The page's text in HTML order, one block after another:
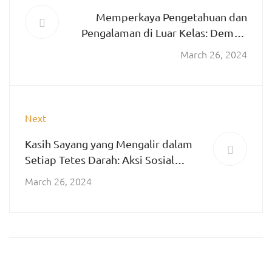
Memperkaya Pengetahuan dan
Pengalaman di Luar Kelas: Dempo
Environmental Education Program
March 26, 2024
Next
Kasih Sayang yang Mengalir dalam
Setiap Tetes Darah: Aksi Sosial
Donor Darah di SMA Katolik St.
March 26, 2024